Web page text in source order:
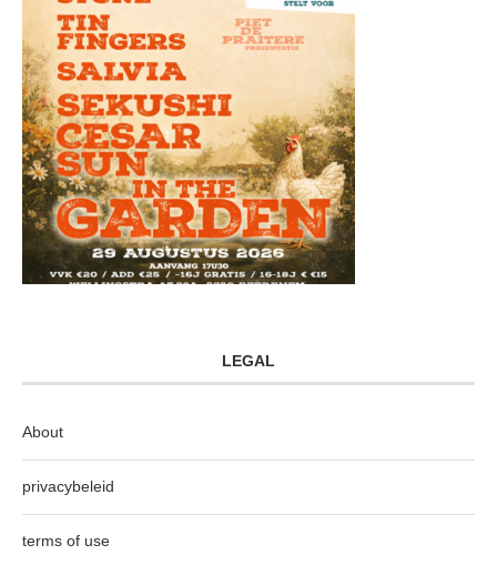
LEGAL
About
privacybeleid
terms of use